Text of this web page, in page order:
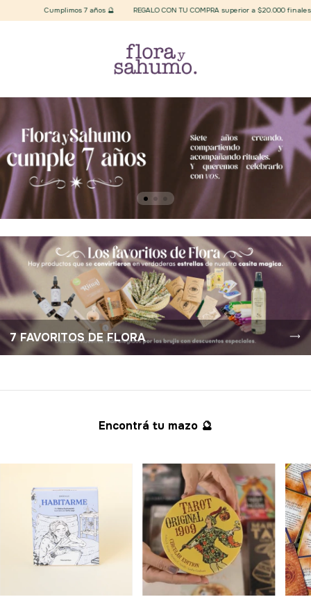
Cumplimos 7 años 🔮 REGALO CON TU COMPRA superior a $20.000 finales 🪄
7 FAVORITOS DE FLORA
Encontrá tu mazo 🔮